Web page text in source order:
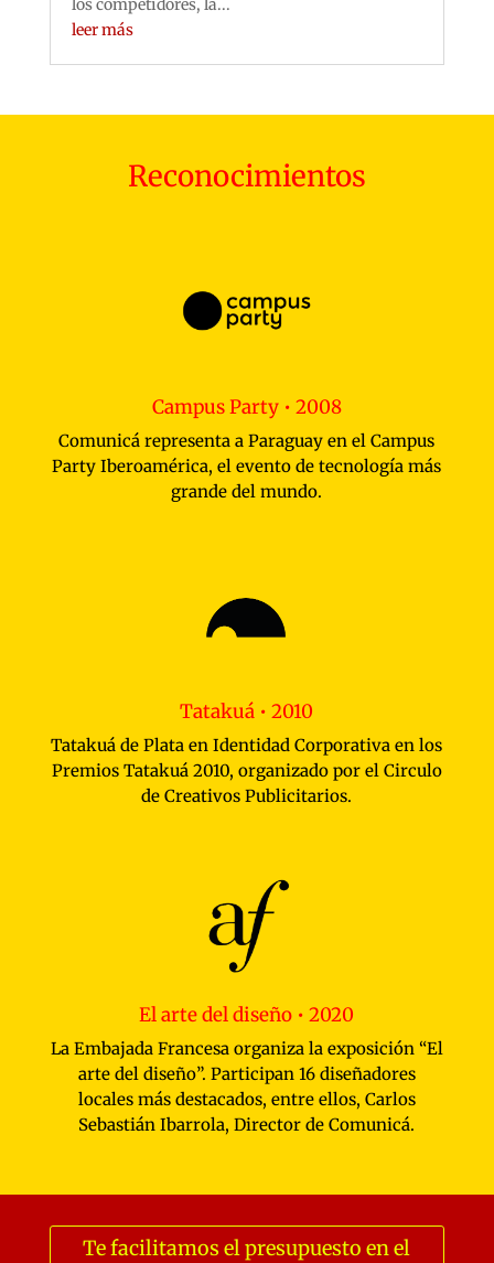
los competidores, la...
leer más
Reconocimientos
Campus Party • 2008
Comunicá representa a Paraguay en el Campus
Party Iberoamérica, el evento de tecnología más
grande del mundo.
Tatakuá • 2010
Tatakuá de Plata en Identidad Corporativa en los
Premios Tatakuá 2010, organizado por el Circulo
de Creativos Publicitarios.
El arte del diseño • 2020
La Embajada Francesa organiza la exposición “El
arte del diseño”. Participan 16 diseñadores
locales más destacados, entre ellos, Carlos
Sebastián Ibarrola, Director de Comunicá.
Te facilitamos el presupuesto en el